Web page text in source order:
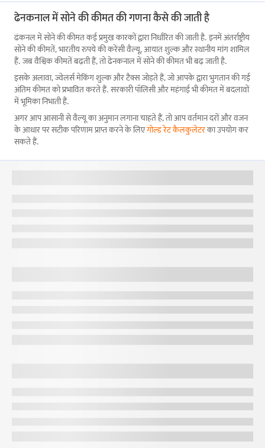
ढेनकनाल में सोने की कीमत की गणना कैसे की जाती है
ढंकनल में सोने की कीमत कई प्रमुख कारकों द्वारा निर्धारित की जाती है. इनमें अंतर्राष्ट्रीय
सोने की कीमतें, भारतीय रुपये की करेंसी वैल्यू, आयात शुल्क और स्थानीय मांग शामिल
हैं. जब वैश्विक कीमतें बढ़ती हैं, तो ढेनकनाल में सोने की कीमत भी बढ़ जाती है.
इसके अलावा, ज्वेलर्स मेकिंग शुल्क और टैक्स जोड़ते हैं, जो आपके द्वारा भुगतान की गई
अंतिम कीमत को प्रभावित करते हैं. सरकारी पॉलिसी और महंगाई भी कीमत में बदलावों
में भूमिका निभाती हैं.
अगर आप आसानी से वैल्यू का अनुमान लगाना चाहते हैं, तो आप वर्तमान दरों और वजन
के आधार पर सटीक परिणाम प्राप्त करने के लिएगोल्ड रेट कैलकुलेटरका उपयोग कर
सकते हैं.